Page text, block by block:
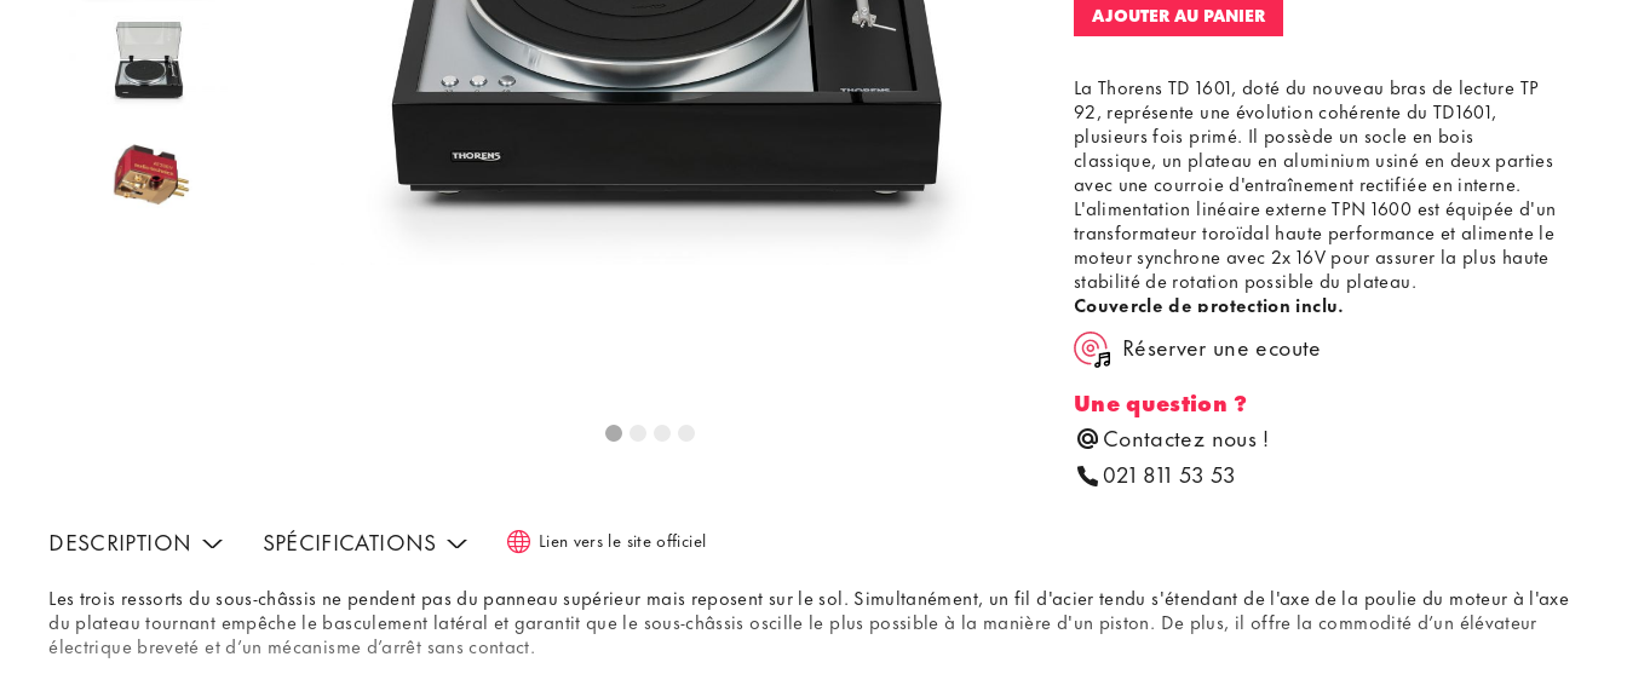
AJOUTER AU PANIER
La Thorens TD 1601, doté du nouveau bras de lecture TP
92, représente une évolution cohérente du TD1601,
plusieurs fois primé. Il possède un socle en bois
classique, un plateau en aluminium usiné en deux parties
avec une courroie d'entraînement rectifiée en interne.
L'alimentation linéaire externe TPN 1600 est équipée d'un
transformateur toroïdal haute performance et alimente le
moteur synchrone avec 2x 16V pour assurer la plus haute
stabilité de rotation possible du plateau.
Couvercle de protection inclu.
Réserver une ecoute
Une question ?
Contactez nous !
021 811 53 53
DESCRIPTION
Les trois ressorts du sous-châssis ne pendent pas du panneau supérieur mais reposent sur le sol. Simultanément, un fil d'acier tendu s'étendant de l'axe de la poulie du moteur à l'axe
du plateau tournant empêche le basculement latéral et garantit que le sous-châssis oscille le plus possible à la manière d'un piston. De plus, il offre la commodité d’un élévateur
électrique breveté et d’un mécanisme d’arrêt sans contact.
SPÉCIFICATIONS Lien vers le site officiel